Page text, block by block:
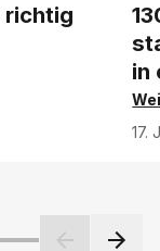
richtig
in
17.